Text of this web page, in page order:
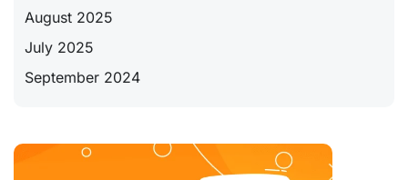
August 2025
July 2025
September 2024